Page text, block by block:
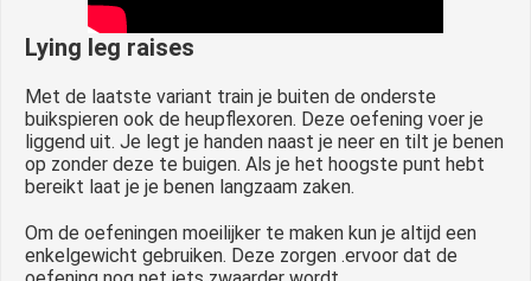
Lying leg raises
Met de laatste variant train je buiten de onderste
buikspieren ook de heupflexoren. Deze oefening voer je
liggend uit. Je legt je handen naast je neer en tilt je benen
op zonder deze te buigen. Als je het hoogste punt hebt
bereikt laat je je benen langzaam zaken.
Om de oefeningen moeilijker te maken kun je altijd een
enkelgewicht gebruiken. Deze zorgen .ervoor dat de